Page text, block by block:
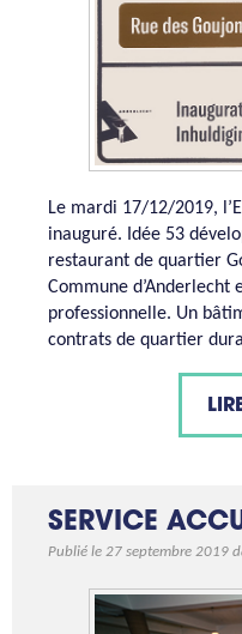
Le mardi 17/12/2019,
inauguré. Idée 53
restaurant de quartier
Commune d’Anderlecht
professionnelle. Un
contrats de quartier
SERVICE
Publié le 27 septembre 2019